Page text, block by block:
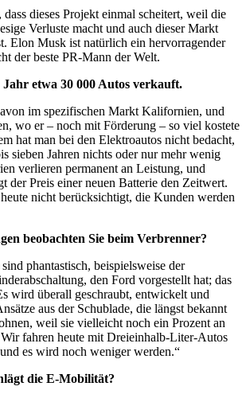
dass dieses Projekt einmal scheitert, weil die
Verluste macht und auch dieser Markt
Elon Musk ist natürlich ein hervorragender
der beste PR-Mann der Welt.
etwa 30 000 Autos verkauft.
im spezifischen Markt Kalifornien, und
wo er – noch mit Förderung – so viel kostete
hat man bei den Elektroautos nicht bedacht,
sieben Jahren nichts oder nur mehr wenig
verlieren permanent an Leistung, und
der Preis einer neuen Batterie den Zeitwert.
nicht berücksichtigt, die Kunden werden
beobachten Sie beim Verbrenner?
phantastisch, beispielsweise der
den Ford vorgestellt hat; das
wird überall geschraubt, entwickelt und
aus der Schublade, die längst bekannt
weil sie vielleicht noch ein Prozent an
fahren heute mit Dreieinhalb-Liter-Autos
es wird noch weniger werden.“
die E-Mobilität?